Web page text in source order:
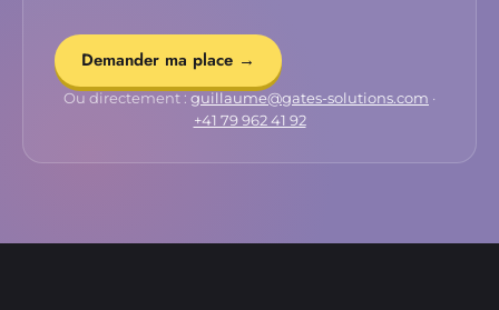
Demander ma place →
Ou directement :guillaume@gates-solutions.com ·
+41 79 962 41 92